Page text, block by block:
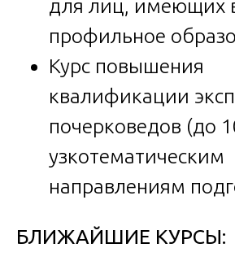
для лиц, имеющих
профильное
Курс повышения
квалификации
почерковедов (до
узкотематическим
направлениям
БЛИЖАЙШИЕ КУРСЫ: